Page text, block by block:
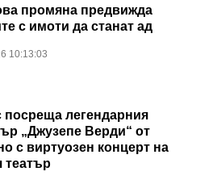
промяна предвижда
с имоти да станат ад
10:13:03
посреща легендарния
„Джузепе Верди“ от
с виртуозен концерт на
театър